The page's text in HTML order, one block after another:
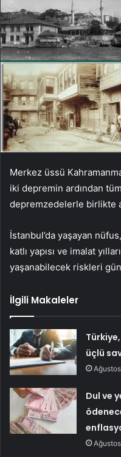
Merkez üssü
iki depremin ardından
depremzedelerle birlikte
İstanbul’da yaşayan
katlı yapısı ve imalat
yaşanabilecek riskleri
İlgili Makaleler
üçlü
Dul ve